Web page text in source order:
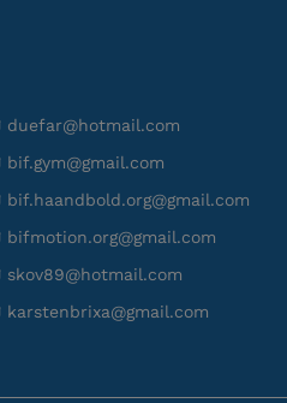
duefar@hotmail.com
bif.gym@gmail.com
bif.haandbold.org@gmail.com
bifmotion.org@gmail.com
skov89@hotmail.com
karstenbrixa@gmail.com